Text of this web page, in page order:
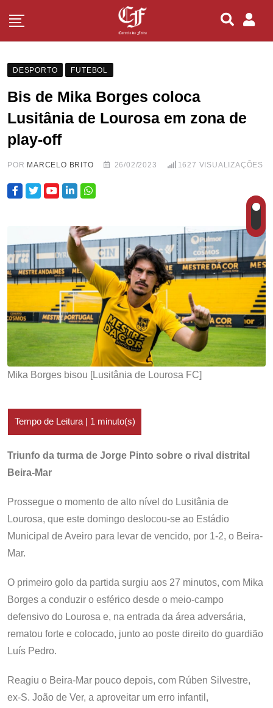
DESPORTO FUTEBOL
Bis de Mika Borges coloca
Lusitânia de Lourosa em zona de
play-off
POR MARCELO BRITO 26/02/2023 1627 VISUALIZAÇÕES
Mika Borges bisou [Lusitânia de Lourosa FC]
Triunfo da turma de Jorge Pinto sobre o rival distrital
Beira-Mar
Prossegue o momento de alto nível do Lusitânia de
Lourosa, que este domingo deslocou-se ao Estádio
Municipal de Aveiro para levar de vencido, por 1-2, o Beira-
Mar.
O primeiro golo da partida surgiu aos 27 minutos, com Mika
Borges a conduzir o esférico desde o meio-campo
defensivo do Lourosa e, na entrada da área adversária,
rematou forte e colocado, junto ao poste direito do guardião
Luís Pedro.
Reagiu o Beira-Mar pouco depois, com Rúben Silvestre,
ex-S. João de Ver, a aproveitar um erro infantil,